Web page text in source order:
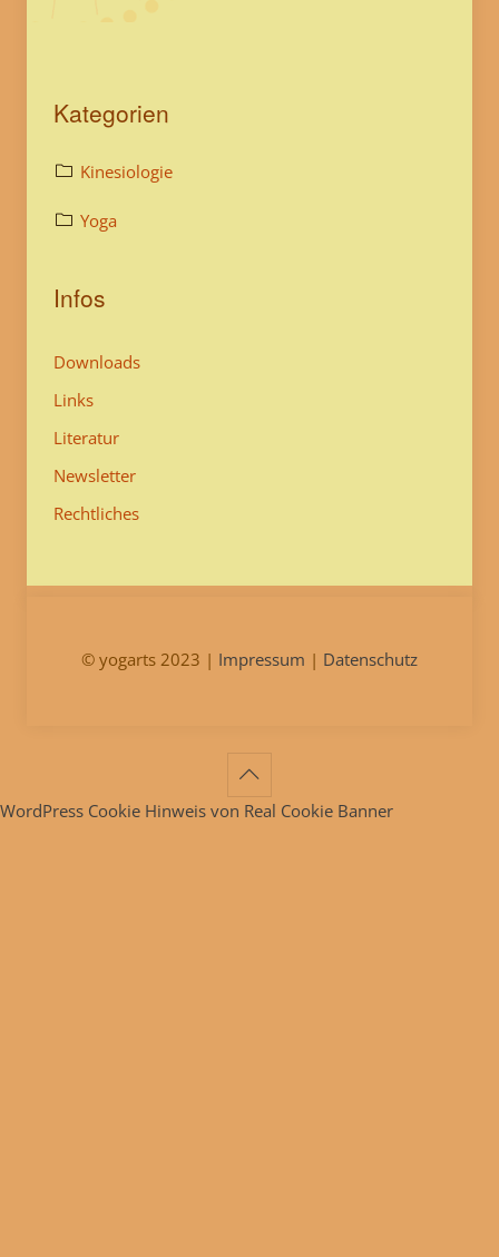
Kategorien
Kinesiologie
Yoga
Infos
Downloads
Links
Literatur
Newsletter
Rechtliches
© yogarts 2023 | Impressum | Datenschutz
WordPress Cookie Hinweis von Real Cookie Banner